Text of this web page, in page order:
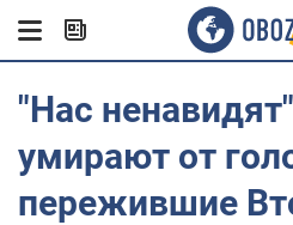
"Нас
умирают от
пережившие